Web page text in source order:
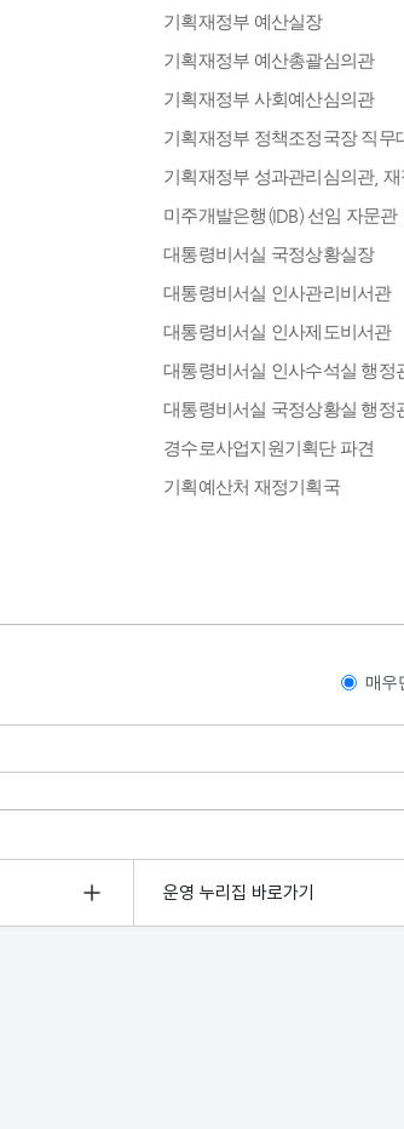
기획재정부 예산실장
기획재정부 예산총괄심의관
기획재정부 사회예산심의관
기획재정부 정책조정국장 직무
기획재정부 성과관리심의관,
미주개발은행(IDB) 선임 자문관
대통령비서실 국정상황실장
대통령비서실 인사관리비서관
대통령비서실 인사제도비서관
대통령비서실 인사수석실 행정
대통령비서실 국정상황실 행정
경수로사업지원기획단 파견
기획예산처 재정기획국
매우
운영 누리집 바로가기